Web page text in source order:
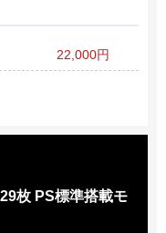
22,000円
枚 PS標準搭載モ